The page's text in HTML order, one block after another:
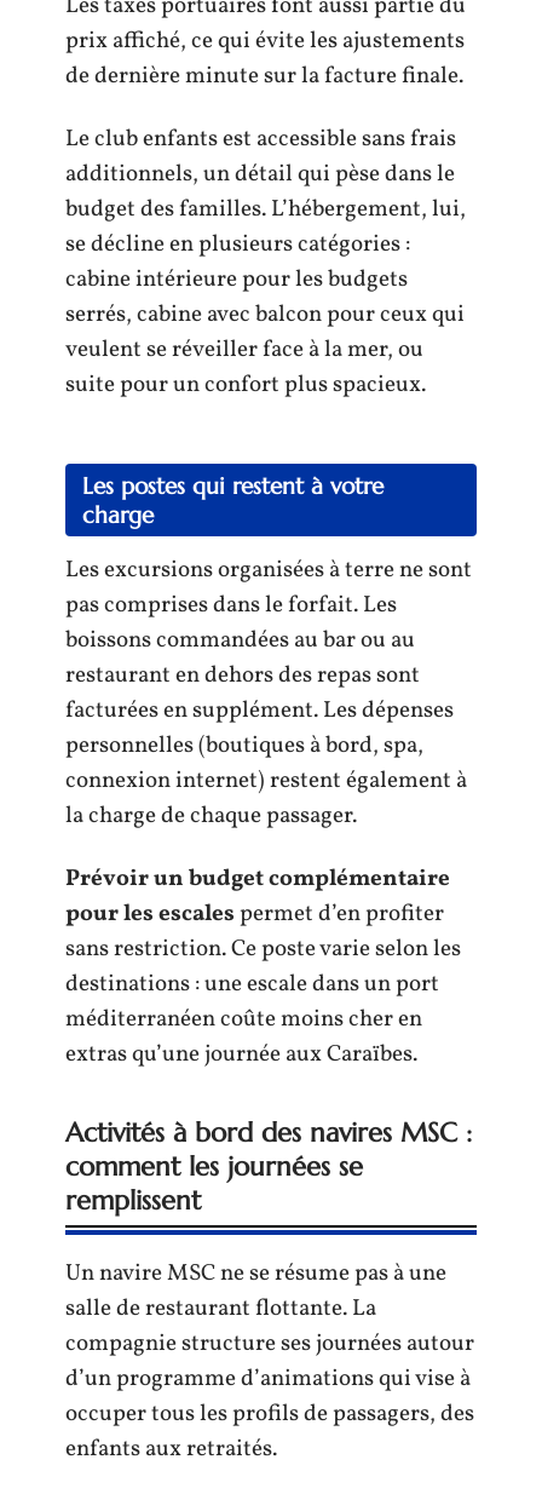
Les taxes portuaires font aussi partie du
prix affiché, ce qui évite les ajustements
de dernière minute sur la facture finale.
Le club enfants est accessible sans frais
additionnels, un détail qui pèse dans le
budget des familles. L’hébergement, lui,
se décline en plusieurs catégories :
cabine intérieure pour les budgets
serrés, cabine avec balcon pour ceux qui
veulent se réveiller face à la mer, ou
suite pour un confort plus spacieux.
Les postes qui restent à votre
charge
Les excursions organisées à terre ne sont
pas comprises dans le forfait. Les
boissons commandées au bar ou au
restaurant en dehors des repas sont
facturées en supplément. Les dépenses
personnelles (boutiques à bord, spa,
connexion internet) restent également à
la charge de chaque passager.
Prévoir un budget complémentaire
pour les escalespermet d’en profiter
sans restriction. Ce poste varie selon les
destinations : une escale dans un port
méditerranéen coûte moins cher en
extras qu’une journée aux Caraïbes.
Activités à bord des navires MSC :
comment les journées se
remplissent
Un navire MSC ne se résume pas à une
salle de restaurant flottante. La
compagnie structure ses journées autour
d’un programme d’animations qui vise à
occuper tous les profils de passagers, des
enfants aux retraités.